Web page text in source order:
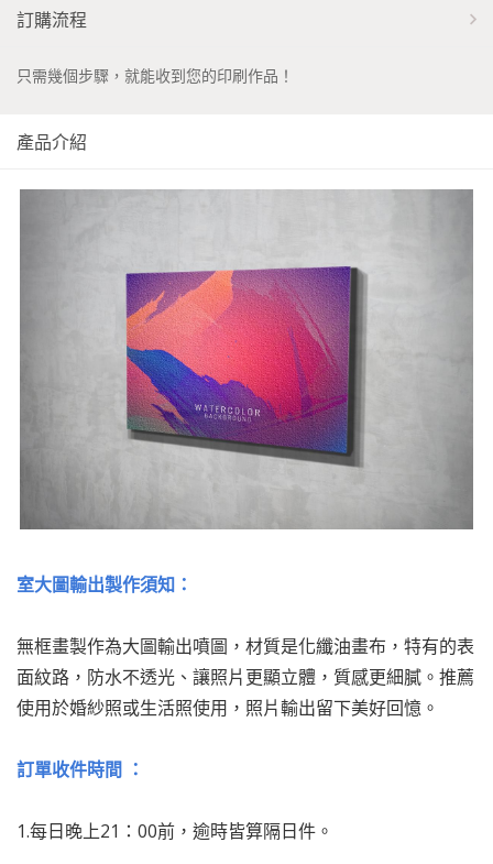
訂購流程
只需幾個步驟，就能收到您的印刷作品！
產品介紹
室大圖輸出製作須知：
無框畫製作為大圖輸出噴圖，材質是化纖油畫布，特有的表
面紋路，防水不透光、讓照片更顯立體，質感更細膩。推薦
使用於婚紗照或生活照使用，照片輸出留下美好回憶。
訂單收件時間 ：
1.每日晚上21：00前，逾時皆算隔日件。